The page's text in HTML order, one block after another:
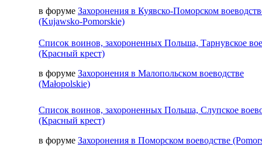
в форуме Захоронения в Куявско-Поморском
(Kujawsko-Pomorskie)
Список воинов, захороненных Польша, Тарнувское
(Красный крест)
в форуме Захоронения в Малопольском воеводстве
(Małopolskie)
Список воинов, захороненных Польша, Слупское
(Красный крест)
в форуме Захоронения в Поморском воеводстве